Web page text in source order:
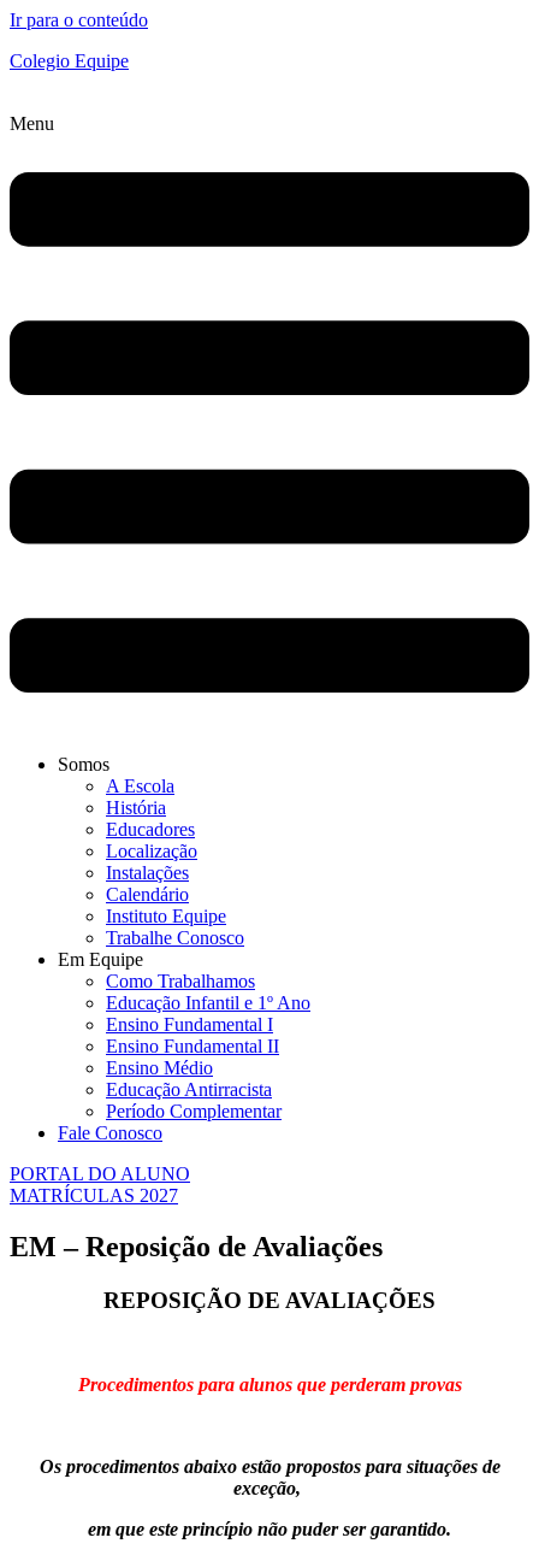
Ir para o conteúdo
Colegio Equipe
Menu
Somos
A Escola
História
Educadores
Localização
Instalações
Calendário
Instituto Equipe
Trabalhe Conosco
Em Equipe
Como Trabalhamos
Educação Infantil e 1º Ano
Ensino Fundamental I
Ensino Fundamental II
Ensino Médio
Educação Antirracista
Período Complementar
Fale Conosco
PORTAL DO ALUNO
MATRÍCULAS 2027
EM – Reposição de Avaliações
REPOSIÇÃO DE AVALIAÇÕES
Procedimentos para alunos que perderam provas
Os procedimentos abaixo estão propostos para situações de
exceção,
em que este princípio não puder ser garantido.